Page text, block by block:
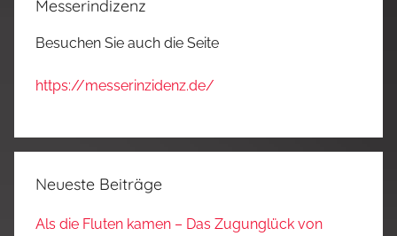
Messerindizenz
Besuchen Sie auch die Seite
https://messerinzidenz.de/
Neueste Beiträge
Als die Fluten kamen – Das Zugunglück von